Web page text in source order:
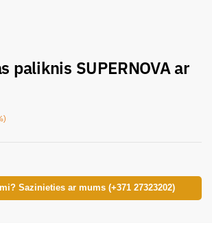
paliknis SUPERNOVA ar
Sazinieties ar mums (+371 27323202)